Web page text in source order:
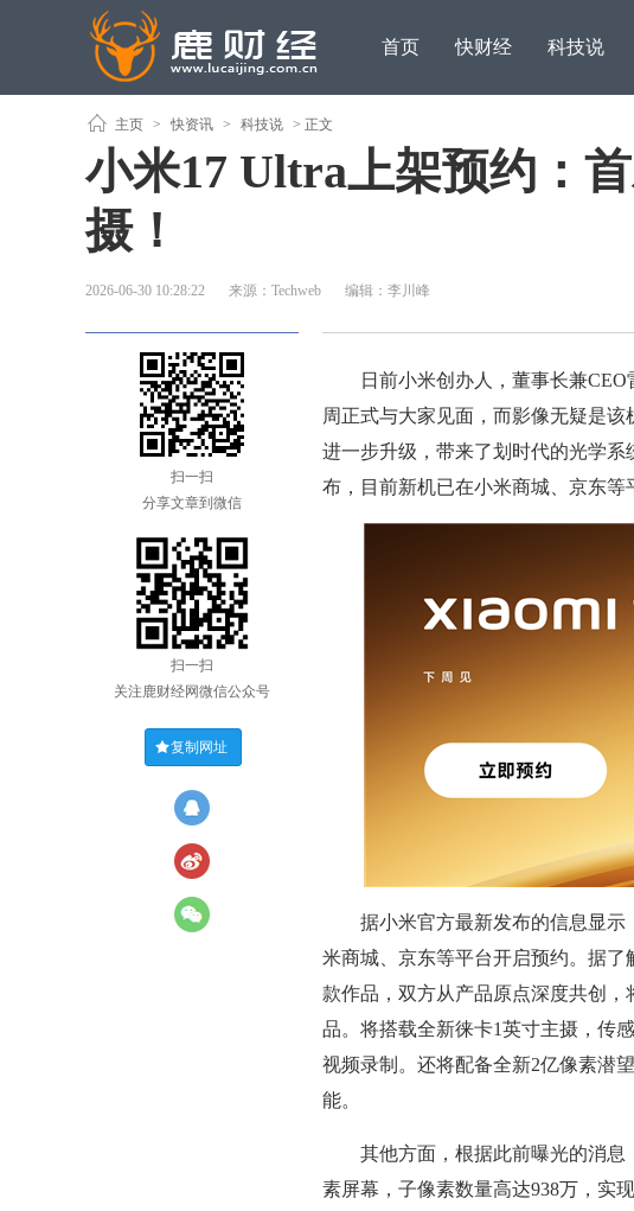
首页 快财经 科技说
主页 > 快资讯 > 科技说 > 正文
小米17 Ultra上架预约：
摄！
2026-06-30 10:28:22 来源：Techweb 编辑：李川峰
扫一扫
分享文章到微信
扫一扫
关注鹿财经网微信公众号
复制网址
日前小米创办人，董事长兼CEO
周正式与大家见面，而影像无疑是
进一步升级，带来了划时代的光学
布，目前新机已在小米商城、京东等
据小米官方最新发布的信息显示
米商城、京东等平台开启预约。据了
款作品，双方从产品原点深度共创
品。将搭载全新徕卡1英寸主摄，传
视频录制。还将配备全新2亿像素潜
能。
其他方面，根据此前曝光的消息，
素屏幕，子像素数量高达938万，实